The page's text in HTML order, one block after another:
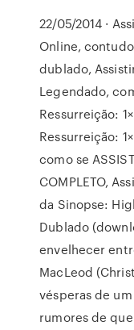
22/05/2014 ·
Online, contudo
dublado,
Legendado,
Ressurreição:
Ressurreição:
como se
COMPLETO,
da Sinopse:
Dublado
envelhecer
MacLeod
vésperas de
rumores de